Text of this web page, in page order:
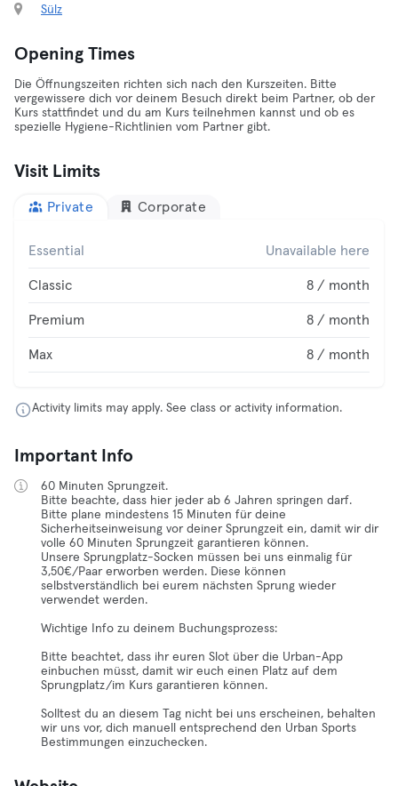
Sülz
Opening Times
Die Öffnungszeiten richten sich nach den Kurszeiten. Bitte
vergewissere dich vor deinem Besuch direkt beim Partner, ob der
Kurs stattfindet und du am Kurs teilnehmen kannst und ob es
spezielle Hygiene-Richtlinien vom Partner gibt.
Visit Limits
Private Corporate
Essential Unavailable here
Classic 8 / month
Premium 8 / month
Max 8 / month
Activity limits may apply. See class or activity information.
Important Info
60 Minuten Sprungzeit.
Bitte beachte, dass hier jeder ab 6 Jahren springen darf.
Bitte plane mindestens 15 Minuten für deine
Sicherheitseinweisung vor deiner Sprungzeit ein, damit wir dir
volle 60 Minuten Sprungzeit garantieren können.
Unsere Sprungplatz-Socken müssen bei uns einmalig für
3,50€/Paar erworben werden. Diese können
selbstverständlich bei eurem nächsten Sprung wieder
verwendet werden.
Wichtige Info zu deinem Buchungsprozess:
Bitte beachtet, dass ihr euren Slot über die Urban-App
einbuchen müsst, damit wir euch einen Platz auf dem
Sprungplatz/im Kurs garantieren können.
Solltest du an diesem Tag nicht bei uns erscheinen, behalten
wir uns vor, dich manuell entsprechend den Urban Sports
Bestimmungen einzuchecken.